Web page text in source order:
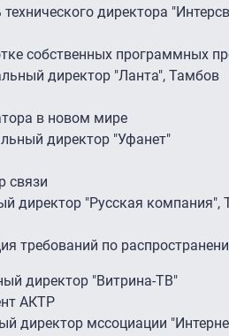
технического директора
собственных программных
директор "Ланта", Тамбов
в новом мире
директор "Уфанет"
связи
директор "Русская компания",
требований по
директор "Витрина-ТВ"
АКТР
директор мссоциации